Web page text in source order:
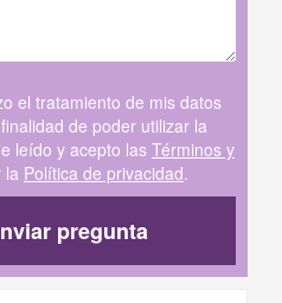
el tratamiento de mis datos
de poder utilizar la
leído y acepto lasTérminos y
Política de privacidad.
pregunta